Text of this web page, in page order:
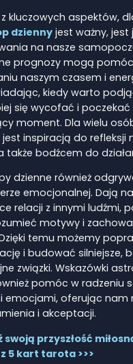
kluczowych aspektów,
dziennyjest ważny, jest
na nasze
prognozy mogą
naszym czasem i
kiedy warto
się wycofać i poczekać
moment. Dla wielu
jest inspiracją do refleksji
także bodźcem do
dzienne również
emocjonalnej. Dają
relacji z innymi ludźmi,
motywy i
temu możemy
i budować silniejsze,
związki. Wskazówki
pomóc w radzeniu
emocjami, oferując nam
i akceptacji.
swoją przyszłość
z 5 kart tarota >>>